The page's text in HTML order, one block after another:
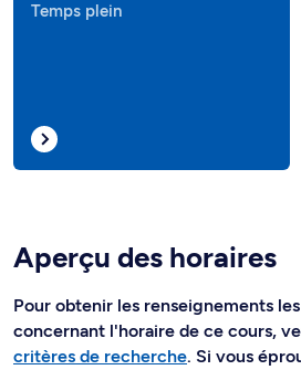
Temps plein
Aperçu des horaires
Pour obtenir les renseignements
concernant l'horaire de ce cours,
critères de recherche. Si vous